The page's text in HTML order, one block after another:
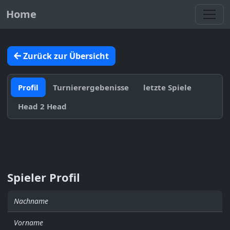
Home
Zurück zur Übersicht
Profil Turnierergebenisse
letzte Spiele
Head 2 Head
Spieler Profil
Nachname
Vorname